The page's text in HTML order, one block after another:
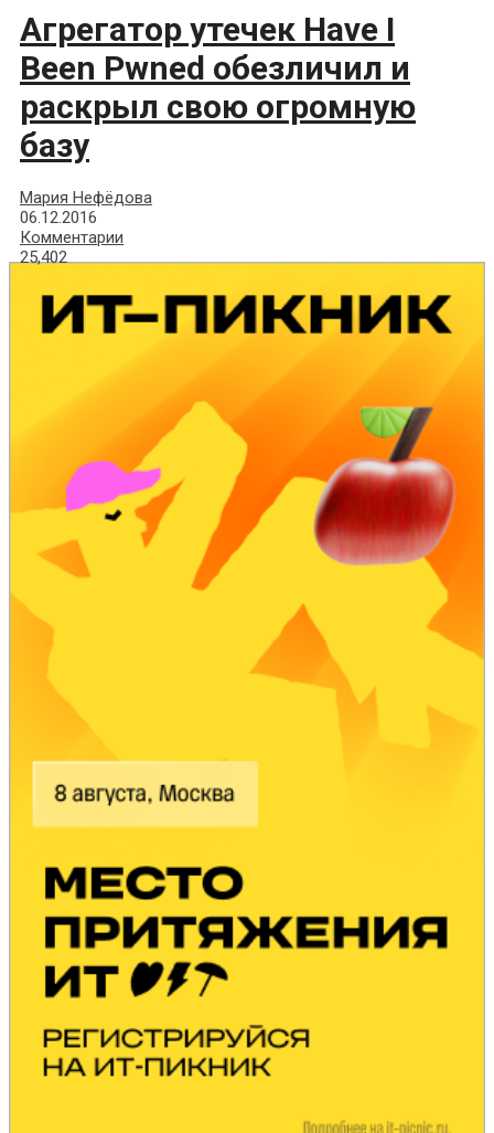
Агрегатор утечек Have I
Been Pwned обезличил и
раскрыл свою огромную
базу
Мария Нефёдова
06.12.2016
Комментарии
25,402